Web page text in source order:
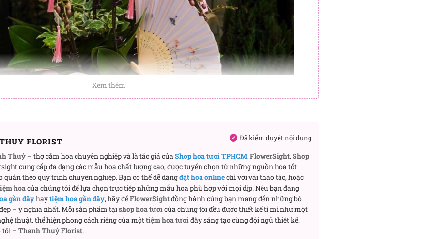
hợp nhất cho những dịp nào?
hợp cho nhiều dịp quan trọng, vừa gửi gắm thông điệp thành công, vừa mang lại
gian. Dưới đây là một số dịp nổi bật mà bạn có thể trao tặng món quà này.
Xem thêm
FLORIST Đã kiểm duyệt nội dung
Thuỷ – thợ cắm hoa chuyên nghiệp và là tác giả củaShop hoa tươi TPHCM,FlowerSight.Shop
cung cấp đa dạng các mẫu hoa chất lượng cao, được tuyển chọn từ những nguồn hoa tốt
quản theo quy trình chuyên nghiệp. Bạn có thể dễ dàngđặt hoa onlinechỉ với vài thao tác, hoặc
hoacủa chúng tôi để lựa chọn trực tiếp những mẫu hoa phù hợp với mọi dịp. Nếu bạn đang
gần đâyhaytiệm hoa gần đây, hãy đểFlowerSightđồng hành cùng bạn mang đến những bó
– ý nghĩa nhất. Mỗi sản phẩm tạishop hoa tươicủa chúng tôi đều được thiết kế tỉ mỉ như một
thuật, thể hiện phong cách riêng của mộttiệm hoa tươiđầy sáng tạo cùng đội ngũ thiết kế,
tôi – Thanh Thuỷ Florist.